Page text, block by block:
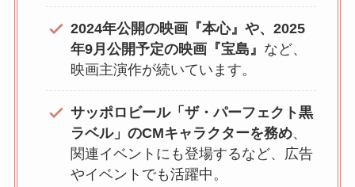
2024年公開の映画『本心』や、2025
年9月公開予定の映画『宝島』 など、
映画主演作が続いています。
サッポロビール「ザ・パーフェクト黒
ラベル」のCMキャラクターを務め、
関連イベントにも登場するなど、広告
やイベントでも活躍中。